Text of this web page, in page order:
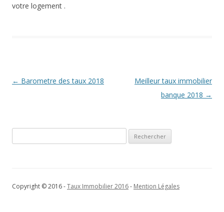
votre logement .
Navigation
← Barometre des taux 2018
Meilleur taux immobilier
banque 2018 →
Copyright © 2016 -Taux Immobilier 2016- Mention Légales